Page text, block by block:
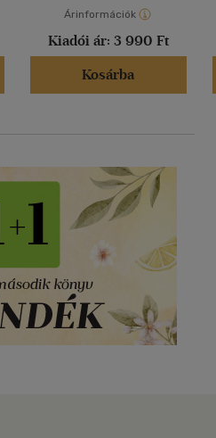
Árinformációk
Kiadói ár: 3 990 Ft
Kosárba